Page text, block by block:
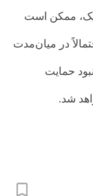
ممکن است
در میان‌مدت
حمایت
شد.